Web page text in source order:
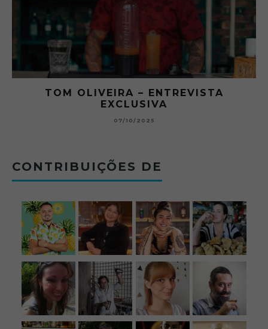
O ABRE DO BAR #11 — CHARLES
BETONEIRA ABRE O JOGO NO BOTECO
BOLOVO
CONTRIBUIÇÕES DE